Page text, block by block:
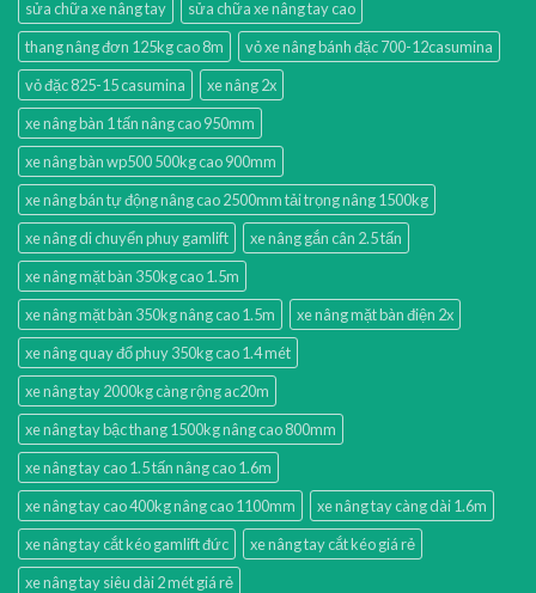
sửa chữa xe nâng tay
sửa chữa xe nâng tay cao
thang nâng đơn 125kg cao 8m
vỏ xe nâng bánh đặc 700-12casumina
vỏ đặc 825-15 casumina
xe nâng 2x
xe nâng bàn 1 tấn nâng cao 950mm
xe nâng bàn wp500 500kg cao 900mm
xe nâng bán tự động nâng cao 2500mm tải trọng nâng 1500kg
xe nâng di chuyển phuy gamlift
xe nâng gắn cân 2.5 tấn
xe nâng mặt bàn 350kg cao 1.5m
xe nâng mặt bàn 350kg nâng cao 1.5m
xe nâng mặt bàn điện 2x
xe nâng quay đổ phuy 350kg cao 1.4 mét
xe nâng tay 2000kg càng rộng ac20m
xe nâng tay bậc thang 1500kg nâng cao 800mm
xe nâng tay cao 1.5 tấn nâng cao 1.6m
xe nâng tay cao 400kg nâng cao 1100mm
xe nâng tay càng dài 1.6m
xe nâng tay cắt kéo gamlift đức
xe nâng tay cắt kéo giá rẻ
xe nâng tay siêu dài 2 mét giá rẻ